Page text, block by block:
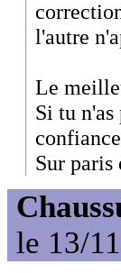
l'autre
Le
Si tu n'as
Sur paris
le 13/